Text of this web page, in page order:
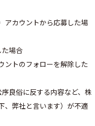
アカウントから応募した場
た場合
ントのフォローを解除した
良俗に反する内容など、株
、弊社と言います）が不適